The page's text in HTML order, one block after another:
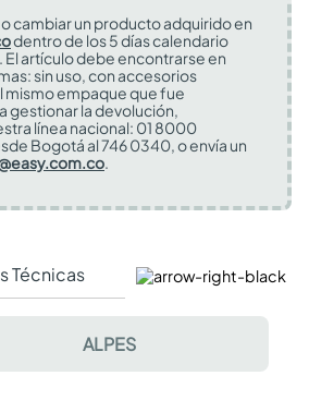
cambiar un producto adquirido en
dentro de los 5 días calendario
artículo debe encontrarse en
sin uso, con accesorios
mismo empaque que fue
gestionar la devolución,
línea nacional: 01 8000
Bogotá al 746 0340, o envía un
.
Técnicas Comentarios y
ALPES